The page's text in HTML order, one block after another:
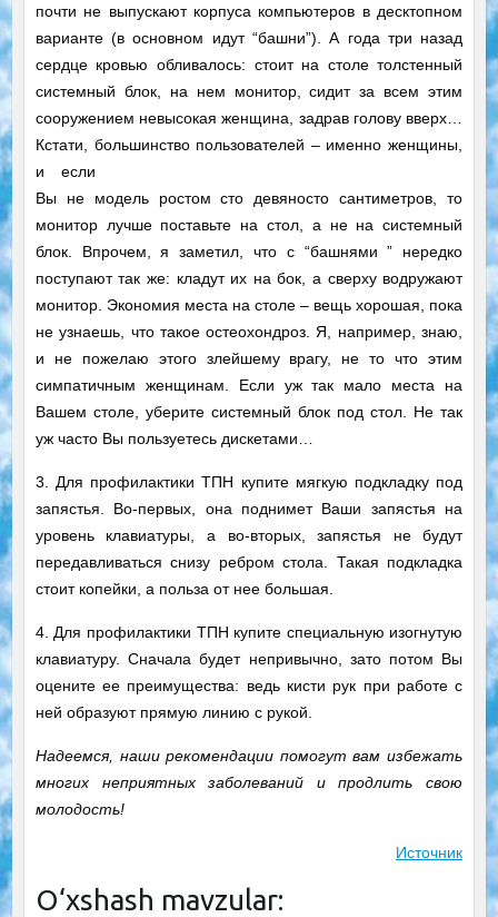
почти не выпускают корпуса компьютеров в десктопном
варианте (в основном идут “башни”). А года три назад
сердце кровью обливалось: стоит на столе толстенный
системный блок, на нем монитор, сидит за всем этим
сооружением невысокая женщина, задрав голову вверх…
Кстати, большинство пользователей – именно женщины,
и если
Вы не модель ростом сто девяносто сантиметров, то
монитор лучше поставьте на стол, а не на системный
блок. Впрочем, я заметил, что с “башнями ” нередко
поступают так же: кладут их на бок, а сверху водружают
монитор. Экономия места на столе – вещь хорошая, пока
не узнаешь, что такое остеохондроз. Я, например, знаю,
и не пожелаю этого злейшему врагу, не то что этим
симпатичным женщинам. Если уж так мало места на
Вашем столе, уберите системный блок под стол. Не так
уж часто Вы пользуетесь дискетами…
3. Для профилактики ТПН купите мягкую подкладку под
запястья. Во-первых, она поднимет Ваши запястья на
уровень клавиатуры, а во-вторых, запястья не будут
передавливаться снизу ребром стола. Такая подкладка
стоит копейки, а польза от нее большая.
4. Для профилактики ТПН купите специальную изогнутую
клавиатуру. Сначала будет непривычно, зато потом Вы
оцените ее преимущества: ведь кисти рук при работе с
ней образуют прямую линию с рукой.
Надеемся, наши рекомендации помогут вам избежать
многих неприятных заболеваний и продлить свою
молодость!
Источник
O‘xshash mavzular: